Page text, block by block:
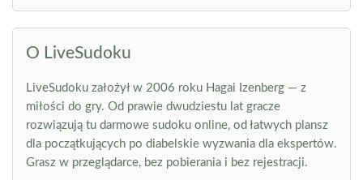
O LiveSudoku
LiveSudoku założył w 2006 roku Hagai Izenberg — z
miłości do gry. Od prawie dwudziestu lat gracze
rozwiązują tu darmowe sudoku online, od łatwych plansz
dla początkujących po diabelskie wyzwania dla ekspertów.
Grasz w przeglądarce, bez pobierania i bez rejestracji.